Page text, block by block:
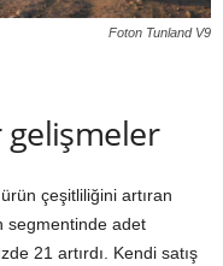
Foton Tunland V9
çeşitliliğini artıran
segmentinde adet
21 artırdı. Kendi satış